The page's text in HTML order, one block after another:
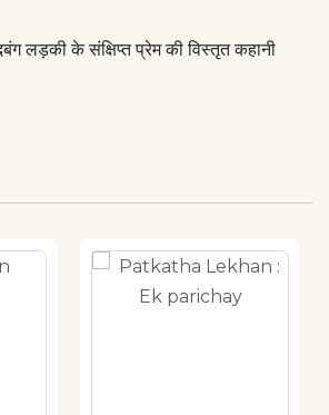
लड़की के संक्षिप्त प्रेम की विस्तृत कहानी